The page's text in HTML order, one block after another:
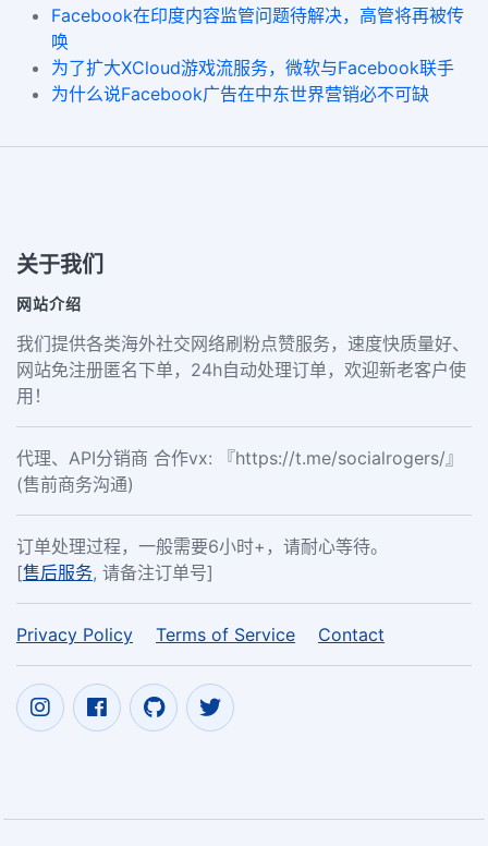
Facebook在印度内容监管问题待解决，高管将再被传
唤
为了扩大XCloud游戏流服务，微软与Facebook联手
为什么说Facebook广告在中东世界营销必不可缺
关于我们
网站介绍
我们提供各类海外社交网络刷粉点赞服务，速度快质量好、
网站免注册匿名下单，24h自动处理订单，欢迎新老客户使
用！
代理、API分销商 合作vx: 『https://t.me/socialrogers/』
(售前商务沟通)
订单处理过程，一般需要6小时+，请耐心等待。
[售后服务, 请备注订单号]
Privacy Policy Terms of Service Contact